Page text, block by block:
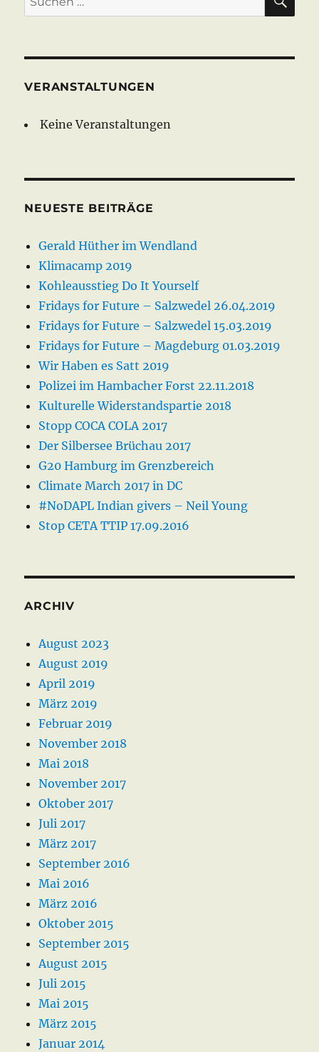
nach:
VERANSTALTUNGEN
Keine Veranstaltungen
NEUESTE BEITRÄGE
Gerald Hüther im Wendland
Klimacamp 2019
Kohleausstieg Do It Yourself
Fridays for Future – Salzwedel 26.04.2019
Fridays for Future – Salzwedel 15.03.2019
Fridays for Future – Magdeburg 01.03.2019
Wir Haben es Satt 2019
Polizei im Hambacher Forst 22.11.2018
Kulturelle Widerstandspartie 2018
Stopp COCA COLA 2017
Der Silbersee Brüchau 2017
G20 Hamburg im Grenzbereich
Climate March 2017 in DC
#NoDAPL Indian givers – Neil Young
Stop CETA TTIP 17.09.2016
ARCHIV
August 2023
August 2019
April 2019
März 2019
Februar 2019
November 2018
Mai 2018
November 2017
Oktober 2017
Juli 2017
März 2017
September 2016
Mai 2016
März 2016
Oktober 2015
September 2015
August 2015
Juli 2015
Mai 2015
März 2015
Januar 2014